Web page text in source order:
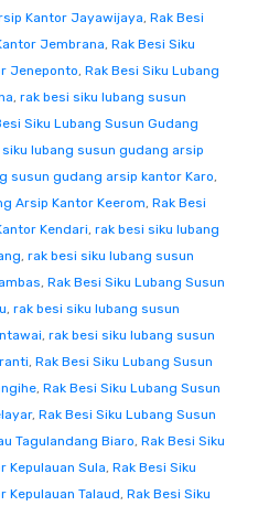
Kantor Jayawijaya, Rak Besi
Jembrana, Rak Besi Siku
Jeneponto, Rak Besi Siku Lubang
, rak besi siku lubang susun
Siku Lubang Susun Gudang
lubang susun gudang arsip
susun gudang arsip kantor Karo,
Arsip Kantor Keerom, Rak Besi
Kendari, rak besi siku lubang
, rak besi siku lubang susun
, Rak Besi Siku Lubang Susun
, rak besi siku lubang susun
, rak besi siku lubang susun
, Rak Besi Siku Lubang Susun
, Rak Besi Siku Lubang Susun
, Rak Besi Siku Lubang Susun
Tagulandang Biaro, Rak Besi Siku
Kepulauan Sula, Rak Besi Siku
Kepulauan Talaud, Rak Besi Siku